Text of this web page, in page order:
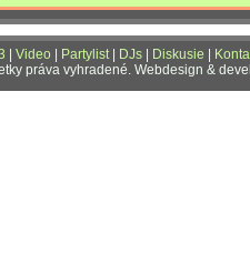
Video Partylist| DJs Diskusie
práva vyhradené. Webdesign &